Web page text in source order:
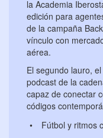
la Academia
edición para
de la campaña
vínculo con
aérea.
El segundo lauro,
podcast de la
capaz de conectar
códigos
Fútbol y ritmos